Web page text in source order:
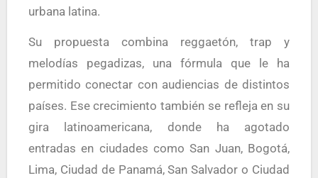
urbana latina.
Su propuesta combina reggaetón, trap y
melodías pegadizas, una fórmula que le ha
permitido conectar con audiencias de distintos
países. Ese crecimiento también se refleja en su
gira latinoamericana, donde ha agotado
entradas en ciudades como San Juan, Bogotá,
Lima, Ciudad de Panamá, San Salvador o Ciudad